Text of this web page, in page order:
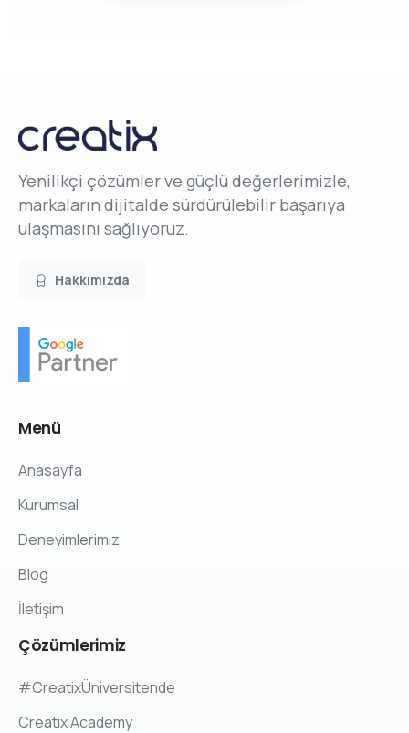
Yenilikçi çözümler ve güçlü değerlerimizle,
markaların dijitalde sürdürülebilir başarıya
ulaşmasını sağlıyoruz.
Hakkımızda
Menü
Anasayfa
Kurumsal
Deneyimlerimiz
Blog
İletişim
Çözümlerimiz
#CreatixÜniversitende
Creatix Academy